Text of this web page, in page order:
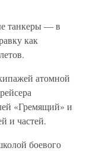
танкеры — в
как
атомной
«Гремящий» и
и частей.
боевого